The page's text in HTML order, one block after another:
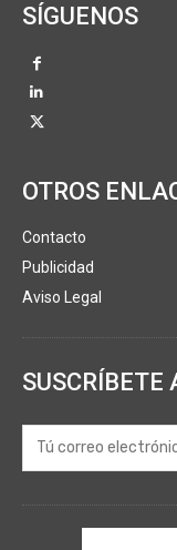
SÍGUENOS
OTROS
Contacto
Publicidad
Aviso Legal
SUSCRÍBETE